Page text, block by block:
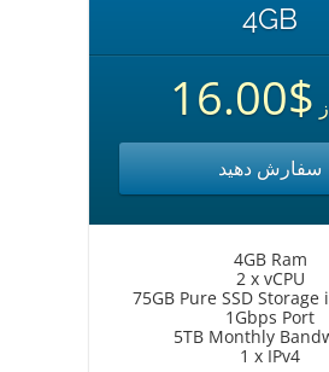
4GB
$16.00
سفارش دهید
4GB Ram
2 x vCPU
75GB Pure SSD Storage
1Gbps Port
5TB Monthly
1 x IPv4